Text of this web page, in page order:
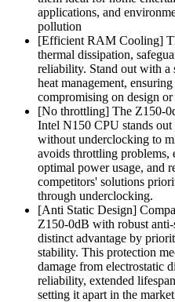
applications, and
pollution
[Efficient RAM Cooling]
thermal dissipation,
reliability. Stand out with a
heat management,
compromising on design or
[No throttling] The Z150-
Intel N150 CPU stands
without underclocking to
avoids throttling problems,
optimal power usage, and
competitors' solutions
through underclocking.
[Anti Static Design]
Z150-0dB with robust
distinct advantage by
stability. This protection
damage from electrostatic
reliability, extended
setting it apart in the market